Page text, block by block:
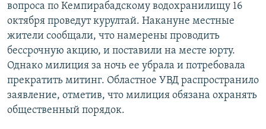
вопроса по Кемпирабадскому водохранилищу 16
октября проведут курултай. Накануне местные
жители сообщали, что намерены проводить
бессрочную акцию, и поставили на месте юрту.
Однако милиция за ночь ее убрала и потребовала
прекратить митинг. Областное УВД распространило
заявление, отметив, что милиция обязана охранять
общественный порядок.